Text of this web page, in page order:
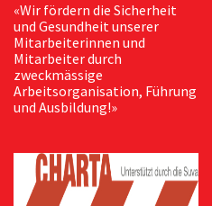
«Wir fördern die Sicherheit
und Gesundheit unserer
Mitarbeiterinnen und
Mitarbeiter durch
zweckmässige
Arbeitsorganisation, Führung
und Ausbildung!»